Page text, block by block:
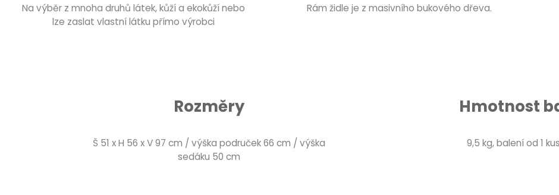
Na výběr z mnoha druhů látek, kůží a ekokůží nebo
lze zaslat vlastní látku přímo výrobci
Rám židle je z masivního bukového dřeva.
Rozměry
Š 51 x H 56 x V 97 cm / výška područek 66 cm / výška
sedáku 50 cm
Hmotnost
9,5 kg, balení od 1